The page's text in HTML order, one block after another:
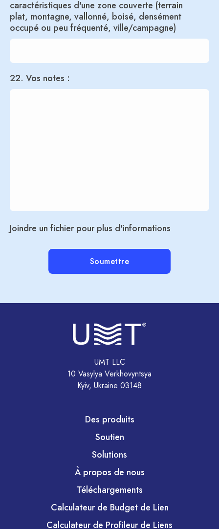
caractéristiques d'une zone couverte (terrain
plat, montagne, vallonné, boisé, densément
occupé ou peu fréquenté, ville/campagne)
22. Vos notes :
Joindre un fichier pour plus d'informations
UMT LLC
10 Vasylya Verkhovyntsya
Kyiv, Ukraine 03148
Des produits
Soutien
Solutions
À propos de nous
Téléchargements
Calculateur de Budget de Lien
Calculateur de Profileur de Liens